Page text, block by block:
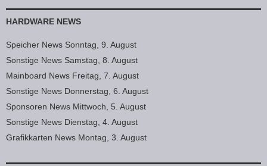
HARDWARE NEWS
Speicher News Sonntag, 9. August
Sonstige News Samstag, 8. August
Mainboard News Freitag, 7. August
Sonstige News Donnerstag, 6. August
Sponsoren News Mittwoch, 5. August
Sonstige News Dienstag, 4. August
Grafikkarten News Montag, 3. August